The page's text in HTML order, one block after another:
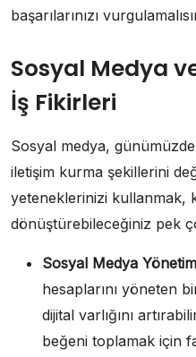
başarılarınızı
Sosyal Medya
İş Fikirleri
Sosyal medya,
iletişim kurma şekillerini
yeteneklerinizi kullanmak,
dönüştürebileceğiniz pek
Sosyal Medya
hesaplarını yöneten
dijital varlığını
beğeni toplamak için